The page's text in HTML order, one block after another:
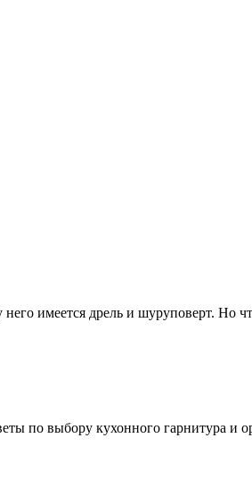
имеется дрель и шуруповерт. Но
по выбору кухонного гарнитура и